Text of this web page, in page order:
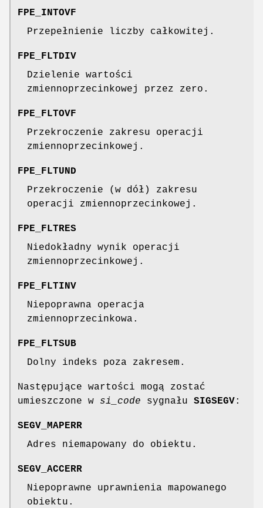
FPE_INTOVF
Przepełnienie liczby całkowitej.
FPE_FLTDIV
Dzielenie wartości
zmiennoprzecinkowej przez zero.
FPE_FLTOVF
Przekroczenie zakresu operacji
zmiennoprzecinkowej.
FPE_FLTUND
Przekroczenie (w dół) zakresu
operacji zmiennoprzecinkowej.
FPE_FLTRES
Niedokładny wynik operacji
zmiennoprzecinkowej.
FPE_FLTINV
Niepoprawna operacja
zmiennoprzecinkowa.
FPE_FLTSUB
Dolny indeks poza zakresem.
Następujące wartości mogą zostać
umieszczone w si_code sygnału SIGSEGV:
SEGV_MAPERR
Adres niemapowany do obiektu.
SEGV_ACCERR
Niepoprawne uprawnienia mapowanego
obiektu.